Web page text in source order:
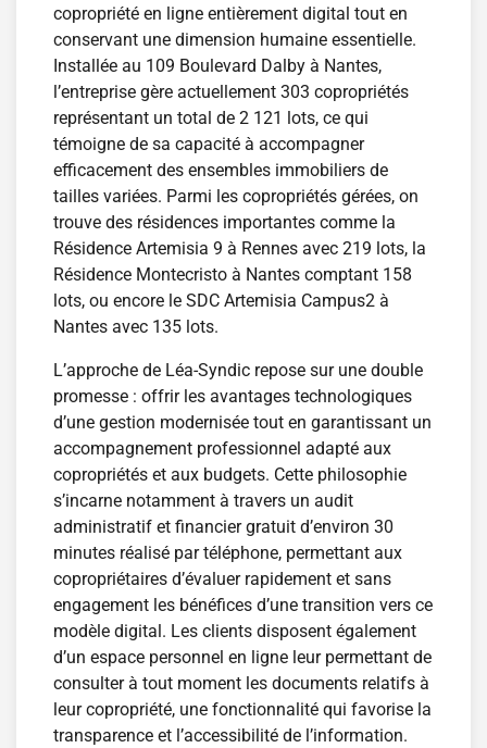
copropriété en ligne entièrement digital tout en
conservant une dimension humaine essentielle.
Installée au 109 Boulevard Dalby à Nantes,
l’entreprise gère actuellement 303 copropriétés
représentant un total de 2 121 lots, ce qui
témoigne de sa capacité à accompagner
efficacement des ensembles immobiliers de
tailles variées. Parmi les copropriétés gérées, on
trouve des résidences importantes comme la
Résidence Artemisia 9 à Rennes avec 219 lots, la
Résidence Montecristo à Nantes comptant 158
lots, ou encore le SDC Artemisia Campus2 à
Nantes avec 135 lots.
L’approche de Léa-Syndic repose sur une double
promesse : offrir les avantages technologiques
d’une gestion modernisée tout en garantissant un
accompagnement professionnel adapté aux
copropriétés et aux budgets. Cette philosophie
s’incarne notamment à travers un audit
administratif et financier gratuit d’environ 30
minutes réalisé par téléphone, permettant aux
copropriétaires d’évaluer rapidement et sans
engagement les bénéfices d’une transition vers ce
modèle digital. Les clients disposent également
d’un espace personnel en ligne leur permettant de
consulter à tout moment les documents relatifs à
leur copropriété, une fonctionnalité qui favorise la
transparence et l’accessibilité de l’information.